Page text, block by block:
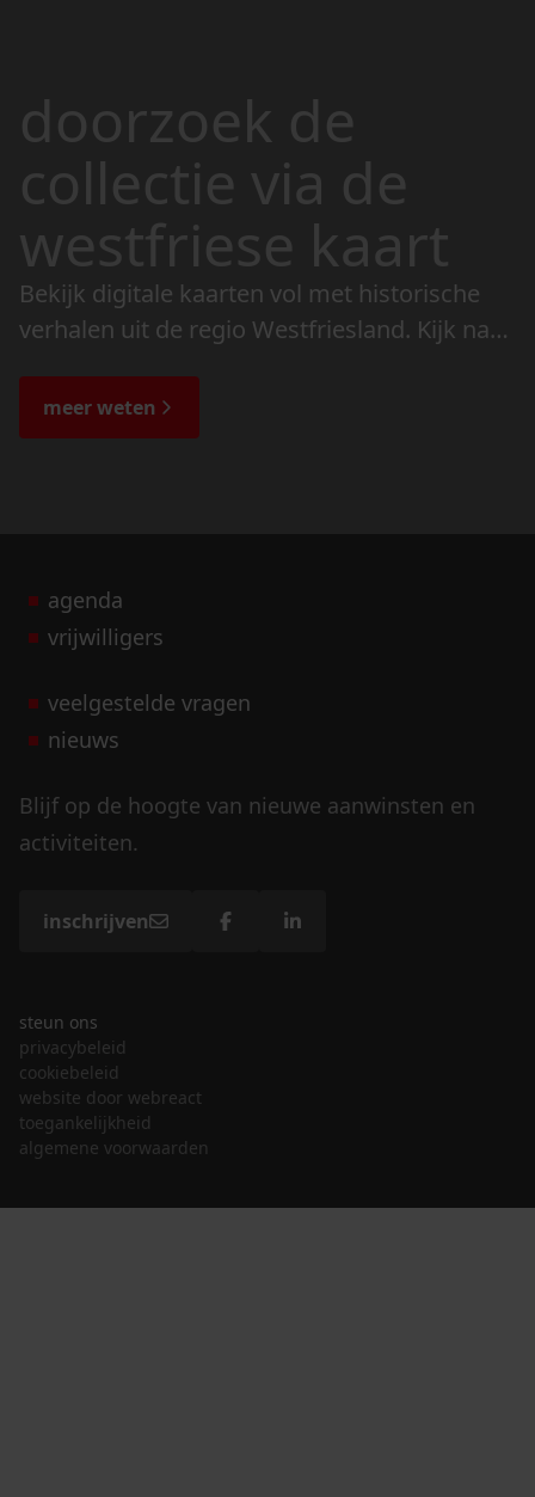
doorzoek de
collectie via de
westfriese kaart
Bekijk digitale kaarten vol met historische
verhalen uit de regio Westfriesland. Kijk naar
de bijzondere verhalen.
meer weten
agenda
vrijwilligers
veelgestelde vragen
nieuws
Blijf op de hoogte van nieuwe aanwinsten en
activiteiten.
inschrijven
steun ons
privacybeleid
cookiebeleid
website door webreact
toegankelijkheid
algemene voorwaarden